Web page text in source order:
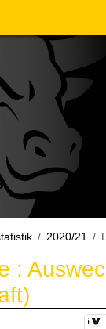
2020/21
: